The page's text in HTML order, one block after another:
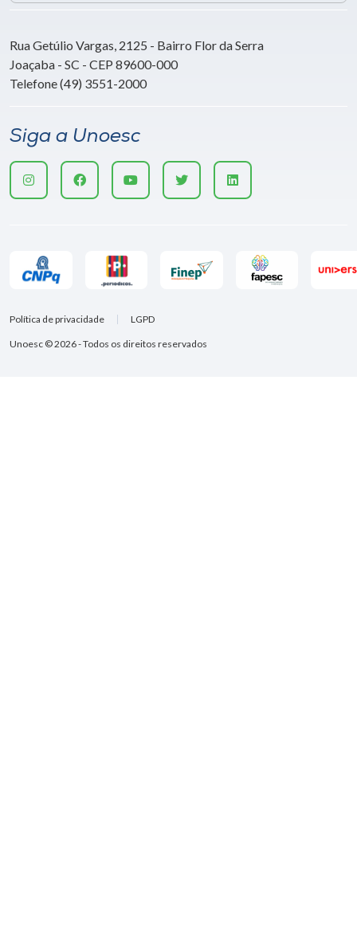
Rua Getúlio Vargas, 2125 - Bairro Flor da Serra
Joaçaba - SC - CEP 89600-000
Telefone (49) 3551-2000
Siga a Unoesc
Unoesc © 2026 - Todos os direitos reservados
Política de privacidade LGPD